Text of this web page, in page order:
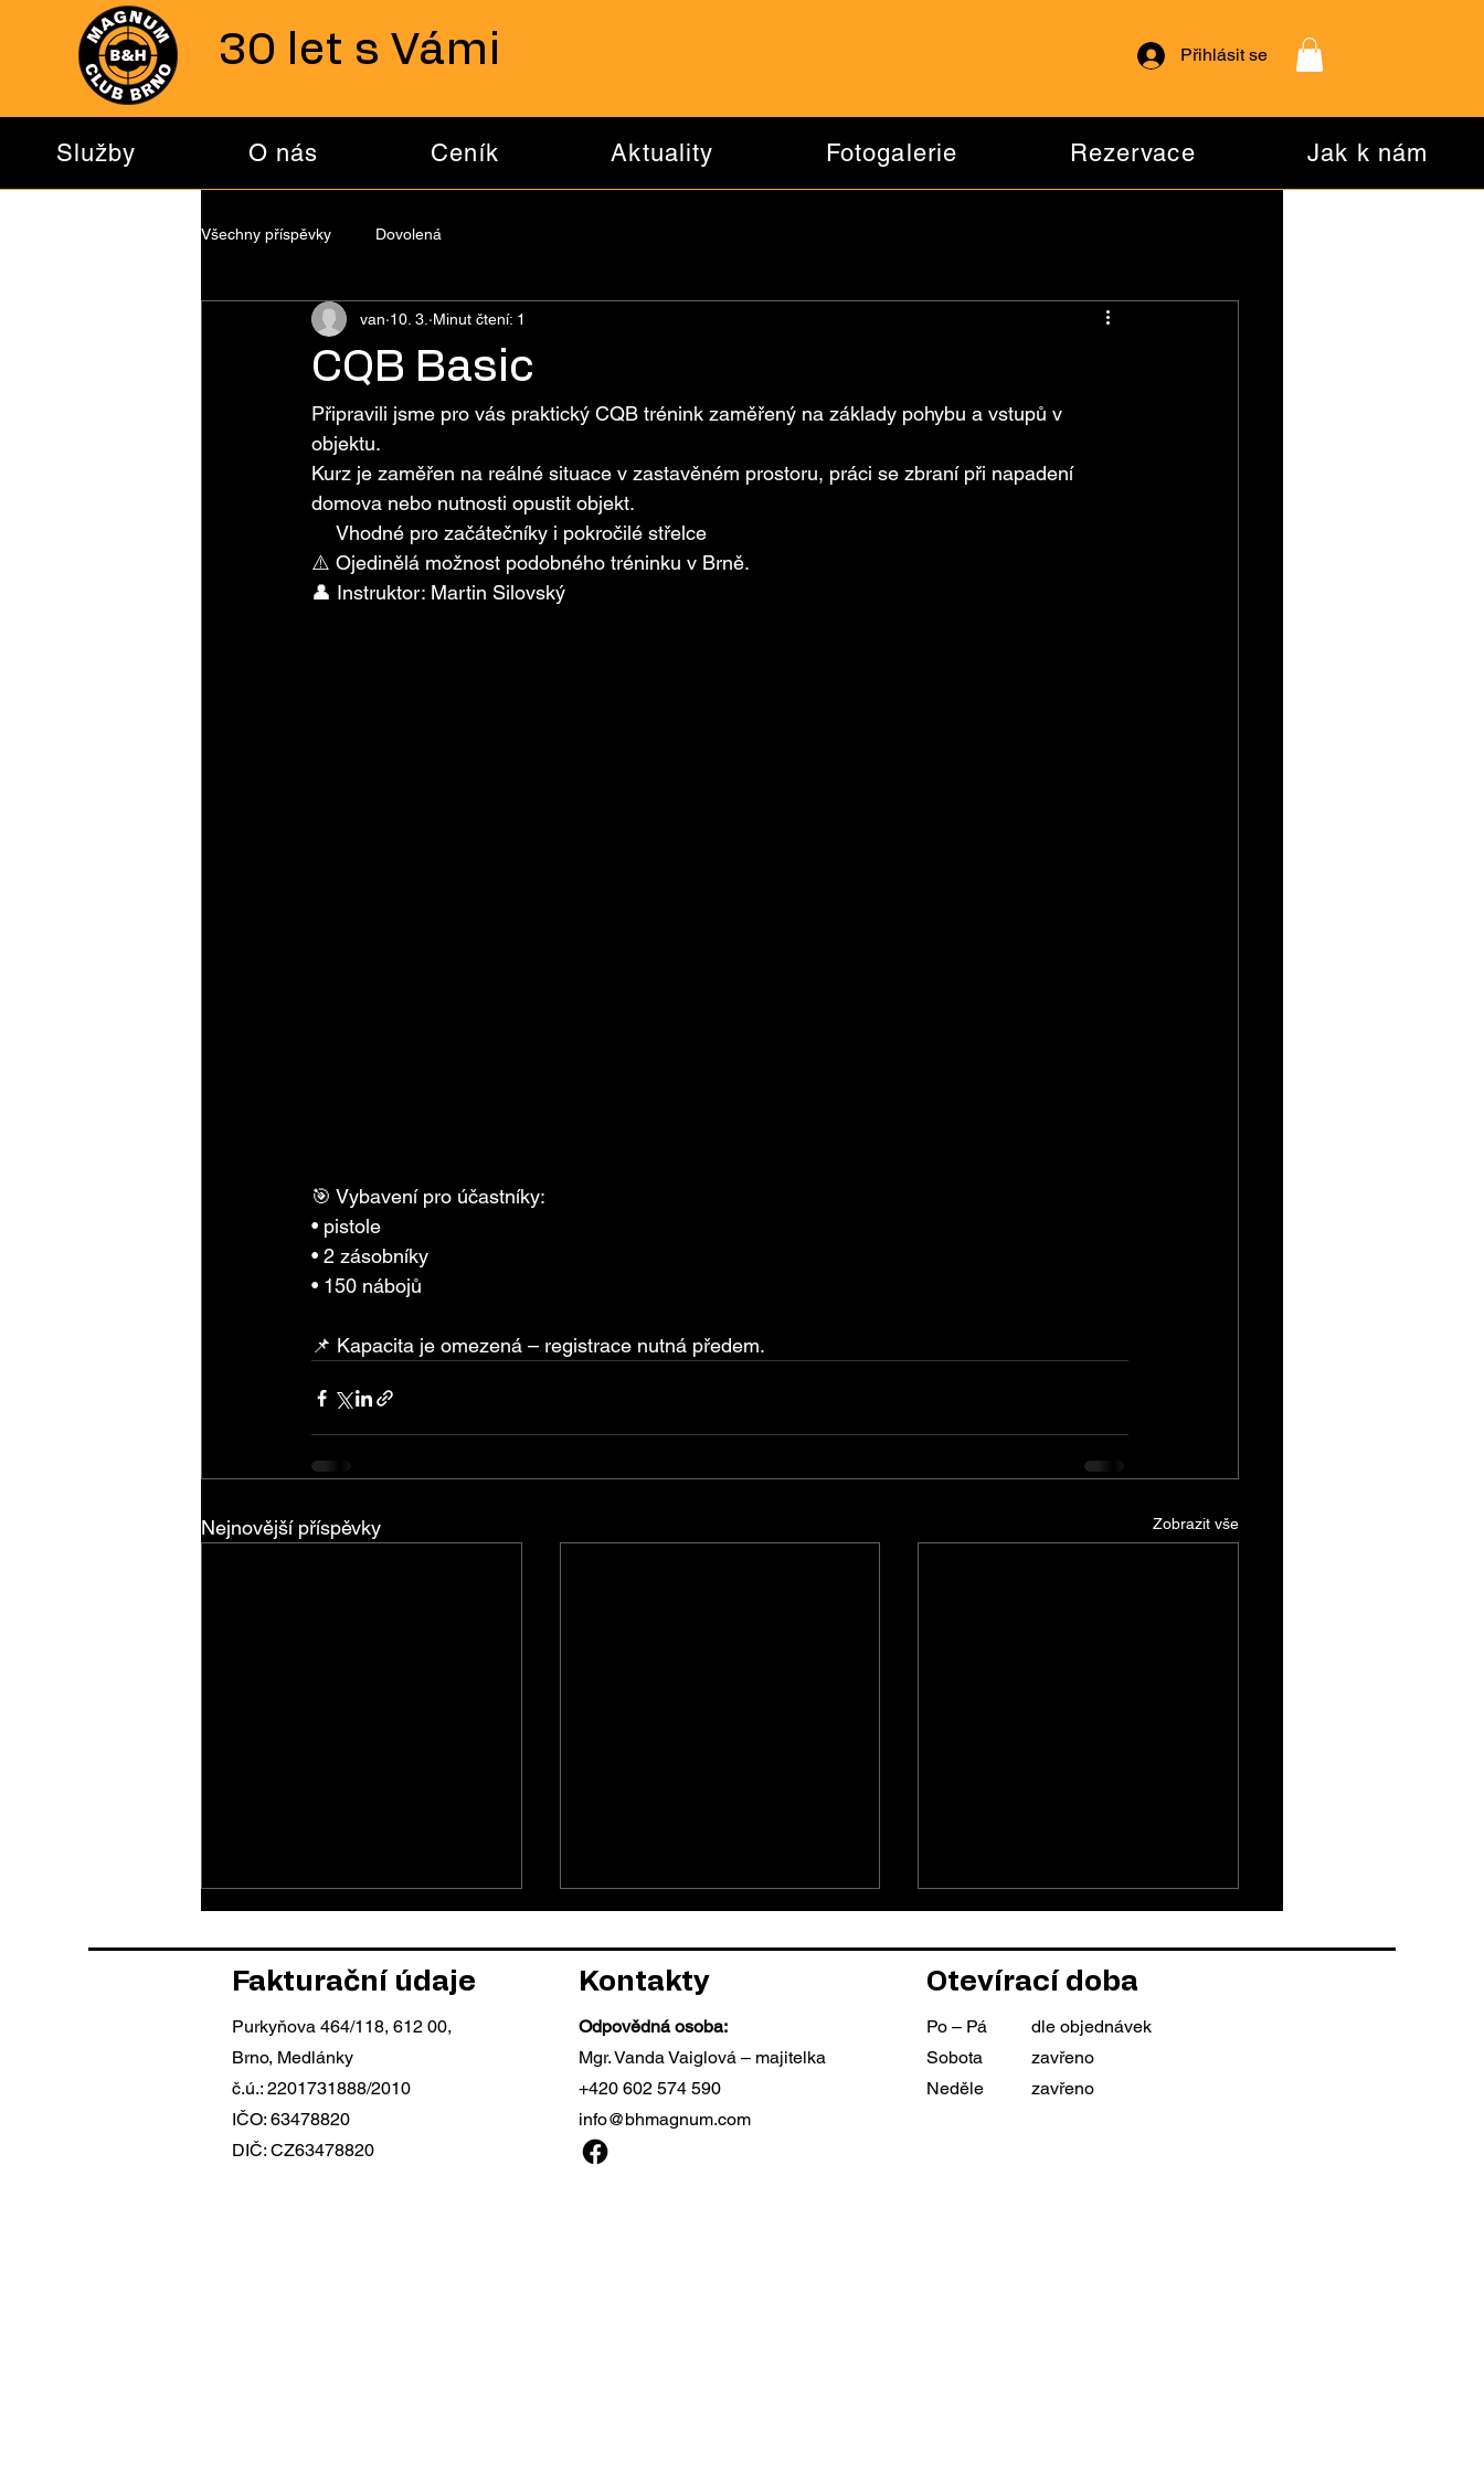
30 let s Vámi Přihlásit se
Služby O nás Ceník Aktuality Fotogalerie Rezervace Jak k nám
Všechny příspěvky Dovolená
CQB Basic
van 10. 3. Minut čtení: 1
Připravili jsme pro vás praktický CQB trénink zaměřený na základy pohybu a vstupů v
objektu.
Kurz je zaměřen na reálné situace v zastavěném prostoru, práci se zbraní při napadení
domova nebo nutnosti opustit objekt.
Vhodné pro začátečníky i pokročilé střelce
⚠️ Ojedinělá možnost podobného tréninku v Brně.
👤 Instruktor: Martin Silovský
🎯 Vybavení pro účastníky:
• pistole
• 2 zásobníky
• 150 nábojů
📌 Kapacita je omezená – registrace nutná předem.
Nejnovější příspěvky Zobrazit vše
...na BHáčku :) KURZ PISTOLE
ADVANCED – Posuňte svou
střelbu na vyšší úroveň!
Dynamická střelba, rychlost a
5. 2026 od 09:00 – 15:00 hodin
Cena: 3 000 Kč Pokud už mát
KURZ na ZO
Fakturační údaje
Purkyňova 464/118, 612 00,
Brno, Medlánky
č.ú.: 2201731888/2010
IČO: 63478820
DIČ: CZ63478820
Kontakty
Odpovědná osoba:
Mgr. Vanda Vaiglová – majitelka
+420 602 574 590
Otevírací doba
Po – Pá
dle objednávek
Sobota
zavřeno
Neděle
zavřeno
info@bhmagnum.com